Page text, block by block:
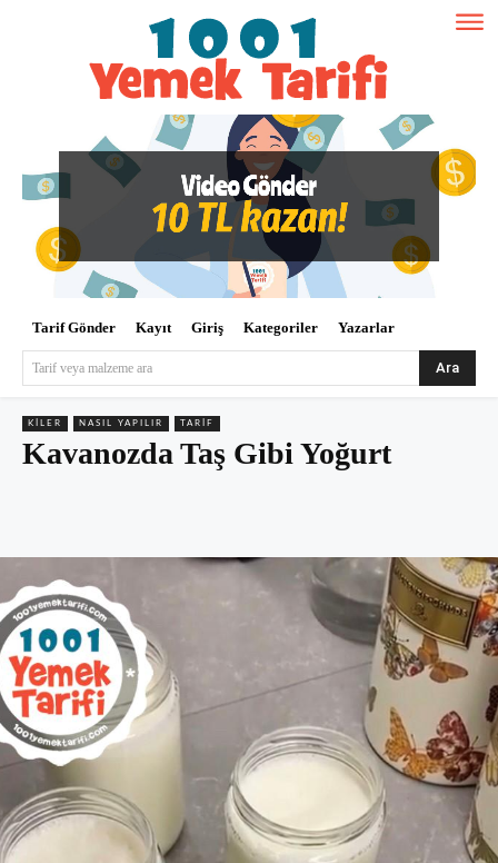
Tarif Gönder Kayıt Giriş Kategoriler Yazarlar
Tarif veya malzeme ara Ara
KILER NASIL YAPILIR TARIF
Kavanozda Taş Gibi Yoğurt